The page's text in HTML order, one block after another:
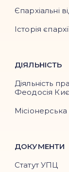
Єпархіальні
Історія
ДІЯЛЬНІСТЬ
Діяльність
Феодосія
Місіонерська
ДОКУМЕНТИ
Статут УПЦ